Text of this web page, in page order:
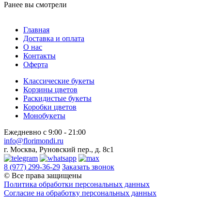
Ранее вы смотрели
Главная
Доставка и оплата
О нас
Контакты
Оферта
Классические букеты
Корзины цветов
Раскидистые букеты
Коробки цветов
Монобукеты
Ежедневно с 9:00 - 21:00
info@florimondi.ru
г. Москва, Руновский пер., д. 8с1
8 (977) 299-36-29 Заказать звонок
© Все права защищены
Политика обработки персональных данных
Согласие на обработку персональных данных